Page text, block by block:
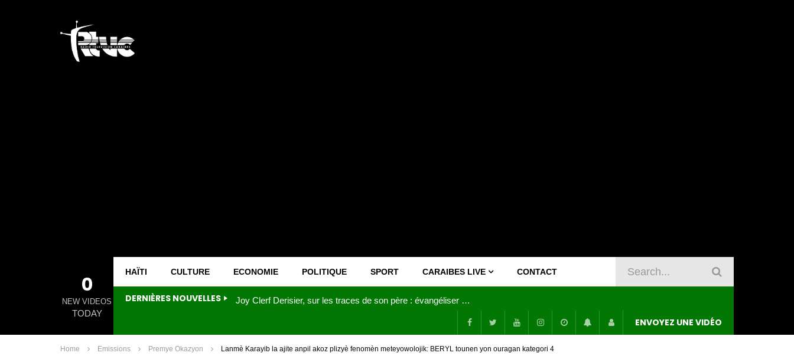
0
NEW VIDEOS
TODAY
HAÏTI CULTURE ECONOMIE POLITIQUE SPORT CARAIBES LIVE CONTACT
DERNIÈRES NOUVELLES Joy Clerf Derisier, sur les traces de son père : évangéliser par la musique
ENVOYEZ UNE VIDÉO
Home Emissions Premye Okazyon Lanmè Karayib la ajite anpil akoz plizyè fenomèn meteyowolojik: BERYL tounen yon ouragan kategori 4